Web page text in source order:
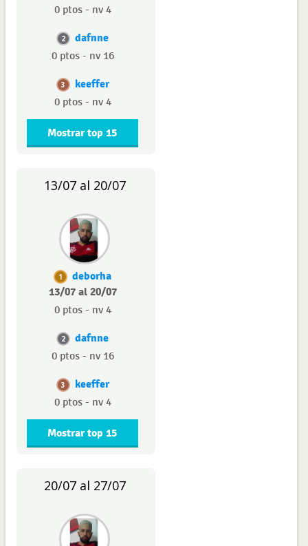
0 ptos - nv 4
2 dafnne
0 ptos - nv 16
3 keeffer
0 ptos - nv 4
Mostrar top 15
13/07 al 20/07
1
deborha
13/07 al 20/07
0 ptos - nv 4
2 dafnne
0 ptos - nv 16
3 keeffer
0 ptos - nv 4
Mostrar top 15
20/07 al 27/07